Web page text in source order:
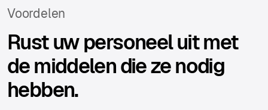
Voordelen
Rust uw personeel uit met
de middelen die ze nodig
hebben.